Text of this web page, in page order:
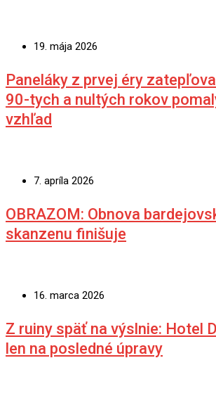
19. mája 2026
Paneláky z prvej éry
90-tych a nultých rokov
vzhľad
7. apríla 2026
OBRAZOM: Obnova
skanzenu finišuje
16. marca 2026
Z ruiny späť na výslnie: Hotel
len na posledné úpravy